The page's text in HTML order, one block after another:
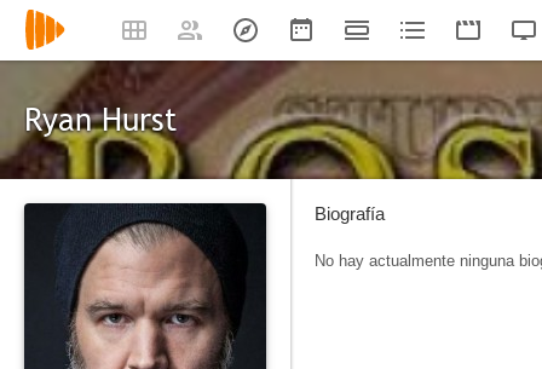
Ryan Hurst
Biografía
No hay actualmente ninguna